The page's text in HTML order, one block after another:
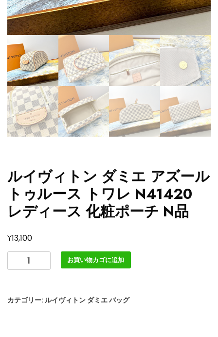
ルイヴィトン ダミエ アズール
トゥルース トワレ N41420
レディース 化粧ポーチ N品
¥13,100
イ
ト
お買い物カゴに追加
カテゴリー: ルイヴィトン ダミエ バッグ